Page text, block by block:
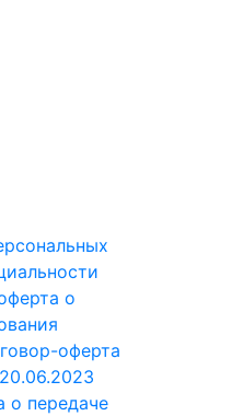
о
оферта
о передаче